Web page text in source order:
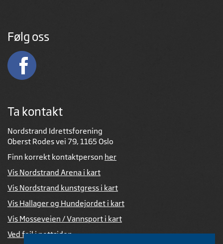
Følg oss
Ta kontakt
Nordstrand Idrettsforening
Oberst Rodes vei 79, 1165 Oslo
Finn korrekt kontaktperson her
Vis Nordstrand Arena i kart
Vis Nordstrand kunstgress i kart
Vis Hallager og Hundejordet i kart
Vis Mosseveien / Vannsport i kart
Ved feil i nettsiden